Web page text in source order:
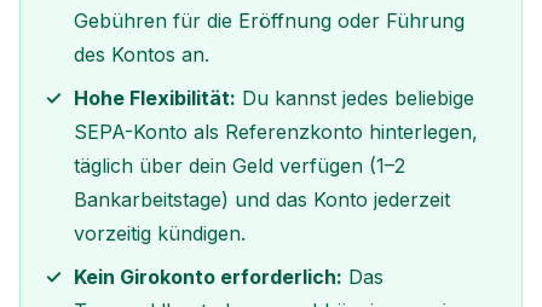
Gebühren für die Eröffnung oder Führung
des Kontos an.
Hohe Flexibilität: Du kannst jedes beliebige
SEPA-Konto als Referenzkonto hinterlegen,
täglich über dein Geld verfügen (1–2
Bankarbeitstage) und das Konto jederzeit
vorzeitig kündigen.
Kein Girokonto erforderlich: Das